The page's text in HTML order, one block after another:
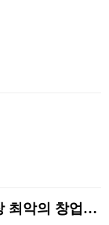
백종원이 알려주는 가장 최악의 창업과정 .JPG